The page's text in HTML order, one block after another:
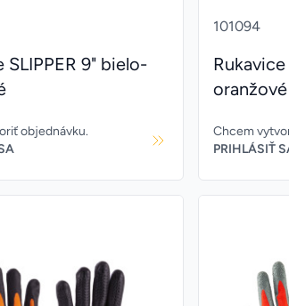
SLIPPER 9" bielo-
objednávku.
101094
Rukavice
oranžové
Chcem
PRIHLÁSIŤ